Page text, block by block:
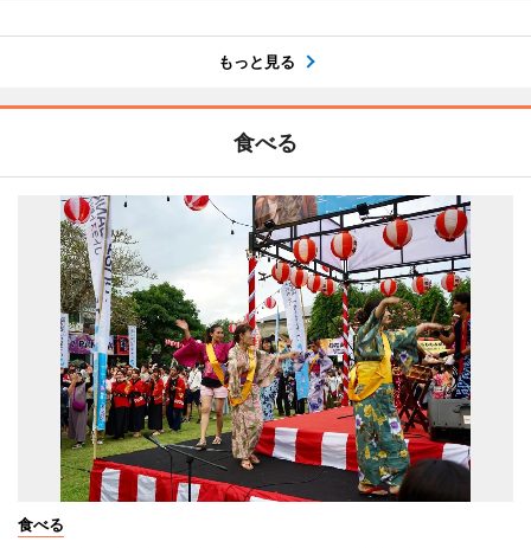
もっと見る
食べる
食べる